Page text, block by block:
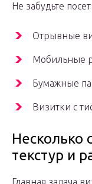
Не забудьте
Отрывные
Мобильные
Бумажные
Визитки с
Несколько
текстур и
Главная задача